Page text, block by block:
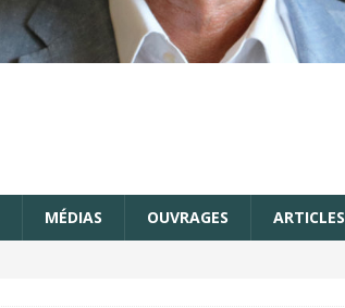
MÉDIAS OUVRAGES ARTICLES